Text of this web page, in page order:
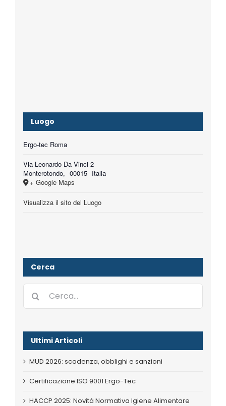
Luogo
Ergo-tec Roma
Via Leonardo Da Vinci 2
Monterotondo, 00015 Italia
+ Google Maps
Visualizza il sito del Luogo
Cerca
Cerca
per:
Ultimi Articoli
MUD 2026: scadenza, obblighi e sanzioni
Certificazione ISO 9001 Ergo-Tec
HACCP 2025: Novità Normativa Igiene Alimentare